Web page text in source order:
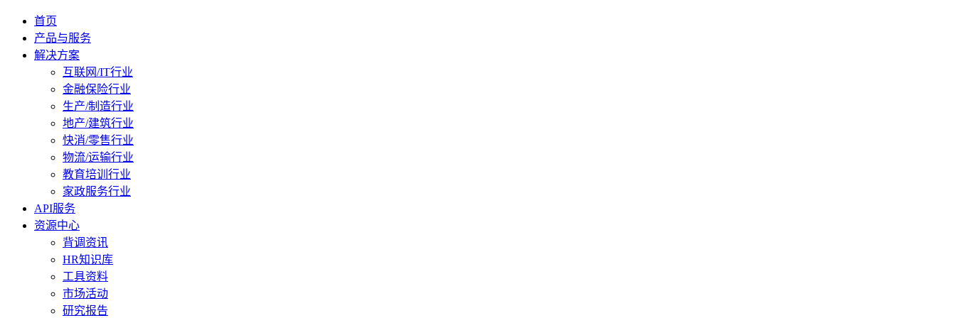
首页
产品与服务
解决方案
互联网/IT行业
金融保险行业
生产/制造行业
地产/建筑行业
快消/零售行业
物流/运输行业
教育培训行业
家政服务行业
API服务
资源中心
背调资讯
HR知识库
工具资料
市场活动
研究报告